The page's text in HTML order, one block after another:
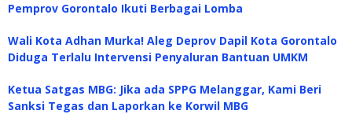
Pemprov Gorontalo Ikuti Berbagai Lomba
Wali Kota Adhan Murka! Aleg Deprov Dapil Kota Gorontalo
Diduga Terlalu Intervensi Penyaluran Bantuan UMKM
Ketua Satgas MBG: Jika ada SPPG Melanggar, Kami Beri
Sanksi Tegas dan Laporkan ke Korwil MBG